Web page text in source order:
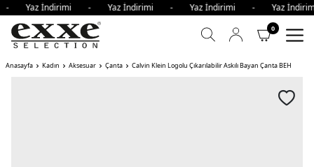
- Yaz İndirimi - Yaz İndirimi - Yaz İndirimi - Yaz
0
Anasayfa Kadın Aksesuar Çanta Calvin Klein Logolu Çıkarılabilir Askılı Bayan Çanta BEH